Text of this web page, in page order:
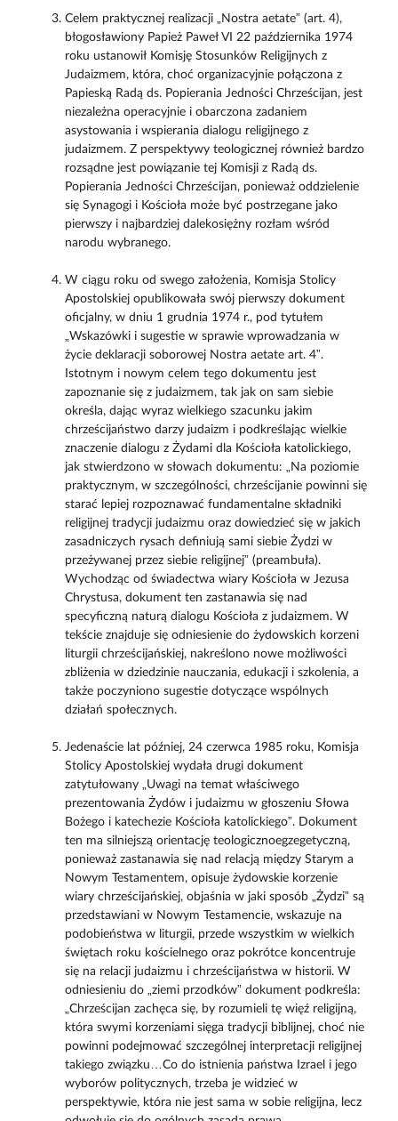
Celem praktycznej realizacji „Nostra aetate” (art. 4),
błogosławiony Papież Paweł VI 22 października 1974
roku ustanowił Komisję Stosunków Religijnych z
Judaizmem, która, choć organizacyjnie połączona z
Papieską Radą ds. Popierania Jedności Chrześcijan, jest
niezależna operacyjnie i obarczona zadaniem
asystowania i wspierania dialogu religijnego z
judaizmem. Z perspektywy teologicznej również bardzo
rozsądne jest powiązanie tej Komisji z Radą ds.
Popierania Jedności Chrześcijan, ponieważ oddzielenie
się Synagogi i Kościoła może być postrzegane jako
pierwszy i najbardziej dalekosiężny rozłam wśród
narodu wybranego.
W ciągu roku od swego założenia, Komisja Stolicy
Apostolskiej opublikowała swój pierwszy dokument
oficjalny, w dniu 1 grudnia 1974 r., pod tytułem
„Wskazówki i sugestie w sprawie wprowadzania w
życie deklaracji soborowej Nostra aetate art. 4”.
Istotnym i nowym celem tego dokumentu jest
zapoznanie się z judaizmem, tak jak on sam siebie
określa, dając wyraz wielkiego szacunku jakim
chrześcijaństwo darzy judaizm i podkreślając wielkie
znaczenie dialogu z Żydami dla Kościoła katolickiego,
jak stwierdzono w słowach dokumentu: „Na poziomie
praktycznym, w szczególności, chrześcijanie powinni się
starać lepiej rozpoznawać fundamentalne składniki
religijnej tradycji judaizmu oraz dowiedzieć się w jakich
zasadniczych rysach definiują sami siebie Żydzi w
przeżywanej przez siebie religijnej” (preambuła).
Wychodząc od świadectwa wiary Kościoła w Jezusa
Chrystusa, dokument ten zastanawia się nad
specyficzną naturą dialogu Kościoła z judaizmem. W
tekście znajduje się odniesienie do żydowskich korzeni
liturgii chrześcijańskiej, nakreślono nowe możliwości
zbliżenia w dziedzinie nauczania, edukacji i szkolenia, a
także poczyniono sugestie dotyczące wspólnych
działań społecznych.
Jedenaście lat później, 24 czerwca 1985 roku, Komisja
Stolicy Apostolskiej wydała drugi dokument
zatytułowany „Uwagi na temat właściwego
prezentowania Żydów i judaizmu w głoszeniu Słowa
Bożego i katechezie Kościoła katolickiego”. Dokument
ten ma silniejszą orientację teologicznoegzegetyczną,
ponieważ zastanawia się nad relacją między Starym a
Nowym Testamentem, opisuje żydowskie korzenie
wiary chrześcijańskiej, objaśnia w jaki sposób „Żydzi” są
przedstawiani w Nowym Testamencie, wskazuje na
podobieństwa w liturgii, przede wszystkim w wielkich
świętach roku kościelnego oraz pokrótce koncentruje
się na relacji judaizmu i chrześcijaństwa w historii. W
odniesieniu do „ziemi przodków” dokument podkreśla:
„Chrześcijan zachęca się, by rozumieli tę więź religijną,
która swymi korzeniami sięga tradycji biblijnej, choć nie
powinni podejmować szczególnej interpretacji religijnej
takiego związku…Co do istnienia państwa Izrael i jego
wyborów politycznych, trzeba je widzieć w
perspektywie, która nie jest sama w sobie religijna, lecz